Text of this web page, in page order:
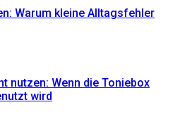
Warum kleine Alltagsfehler
nutzen: Wenn die Toniebox
wird